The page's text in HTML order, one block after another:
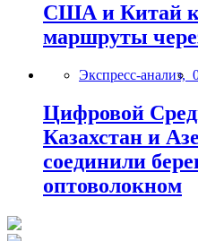
США и Китай
маршруты
Экспресс-анализ,
Цифровой
Казахстан и
соединили
оптоволокном